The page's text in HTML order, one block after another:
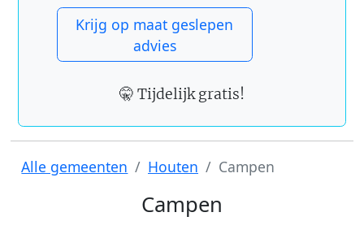
Krijg op maat geslepen
advies
🤫 Tijdelijk gratis!
Alle gemeenten Houten Campen
Campen